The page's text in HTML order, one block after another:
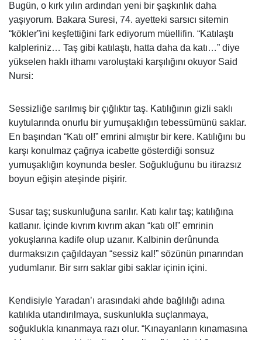
Bugün, o kırk yılın ardından yeni bir şaşkınlık daha
yaşıyorum. Bakara Suresi, 74. ayetteki sarsıcı sitemin
“kökler”ini keşfettiğini fark ediyorum müellifin. “Katılaştı
kalpleriniz… Taş gibi katılaştı, hatta daha da katı…” diye
yükselen haklı ithamı varoluştaki karşılığını okuyor Said
Nursi:
Sessizliğe sarılmış bir çığlıktır taş. Katılığının gizli saklı
kuytularında onurlu bir yumuşaklığın tebessümünü saklar.
En başından “Katı ol!” emrini almıştır bir kere. Katılığını bu
karşı konulmaz çağrıya icabette gösterdiği sonsuz
yumuşaklığın koynunda besler. Soğukluğunu bu itirazsız
boyun eğişin ateşinde pişirir.
Susar taş; suskunluğuna sarılır. Katı kalır taş; katılığına
katlanır. İçinde kıvrım kıvrım akan “katı ol!” emrinin
yokuşlarına kadife olup uzanır. Kalbinin derûnunda
durmaksızın çağıldayan “sessiz kal!” sözünün pınarından
yudumlanır. Bir sırrı saklar gibi saklar içinin içini.
Kendisiyle Yaradan’ı arasındaki ahde bağlılığı adına
katılıkla utandırılmaya, suskunlukla suçlanmaya,
soğuklukla kınanmaya razı olur. “Kınayanların kınamasına